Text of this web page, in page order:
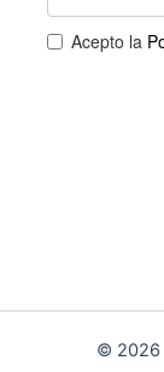
© 2026